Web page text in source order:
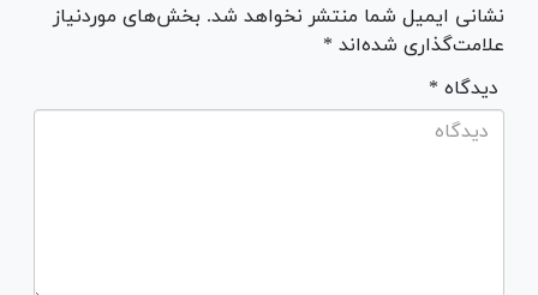
نشانی ایمیل شما منتشر نخواهد شد. بخش‌های موردنیاز
علامت‌گذاری شده‌اند *
* دیدگاه